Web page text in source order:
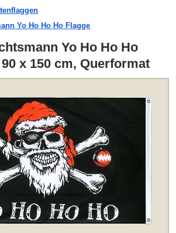
Yo Ho Ho Ho Flagge
Yo Ho Ho Ho
x 150 cm, Querformat